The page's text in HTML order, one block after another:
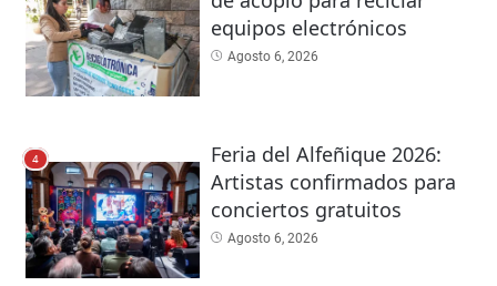
equipos electrónicos
Agosto 6, 2026
4
Feria del Alfeñique 2026:
Artistas confirmados para
conciertos gratuitos
Agosto 6, 2026